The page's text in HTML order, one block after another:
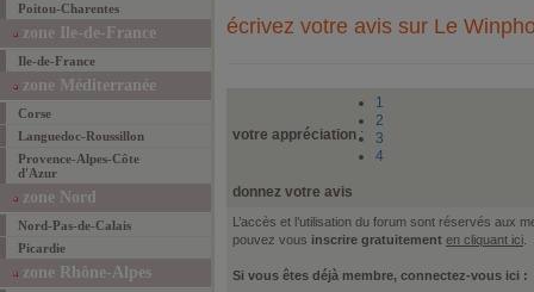
Poitou-Charentes
zone Ile-de-France
Ile-de-France
zone Méditerranée
Corse
Languedoc-Roussillon
Provence-Alpes-Côte
d'Azur
zone Nord
Nord-Pas-de-Calais
Picardie
zone Rhône-Alpes
écrivez votre avis sur Le
votre appréciation:
1
2
3
4
donnez votre avis
L’accès et l’utilisation du forum sont réservés aux
pouvez vous inscrire gratuitement en cliquant ici
Si vous êtes déjà membre, connectez-vous ici :